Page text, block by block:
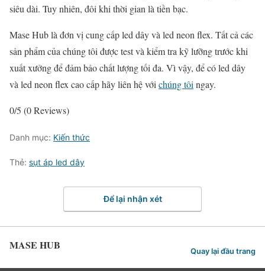
siêu dài. Tuy nhiên, đôi khi thời gian là tiền bạc.
Mase Hub là đơn vị cung cấp led dây và led neon flex. Tất cả các
sản phẩm của chúng tôi được test và kiểm tra kỹ lưỡng trước khi
xuất xưởng để đảm bảo chất lượng tối đa. Vì vậy, để có led dây
và led neon flex cao cấp hãy liên hệ với chúng tôi ngay.
0/5 (0 Reviews)
Danh mục: Kiến thức
Thẻ: sụt áp led dây
Để lại nhận xét
MASE HUB Quay lại đầu trang